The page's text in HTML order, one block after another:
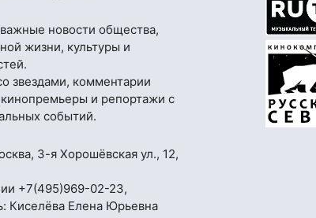
новости общества,
жизни, культуры и
звездами, комментарии
кинопремьеры и репортажи с
событий.
3-я Хорошёвская ул., 12,
+7(495)969-02-23,
Киселёва Елена Юрьевна